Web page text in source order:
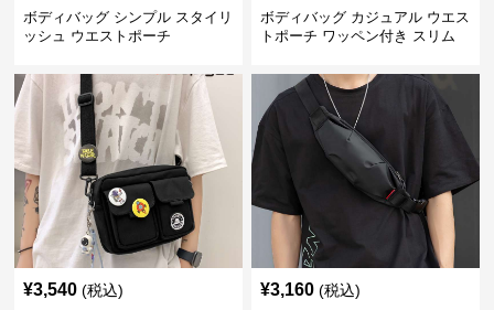
ボディバッグ シンプル スタイリ
ッシュ ウエストポーチ
ボディバッグ カジュアル ウエス
トポーチ ワッペン付き スリム
¥3,540 (税込) ¥3,160 (税込)